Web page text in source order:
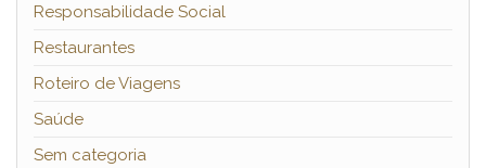
Responsabilidade Social
Restaurantes
Roteiro de Viagens
Saúde
Sem categoria